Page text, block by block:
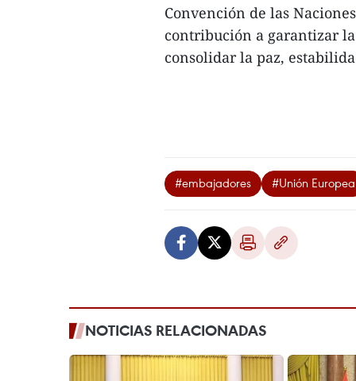
Convención de las
contribución a garantizar
consolidar la paz,
#embajadores #Unión Europea
NOTICIAS RELACIONADAS